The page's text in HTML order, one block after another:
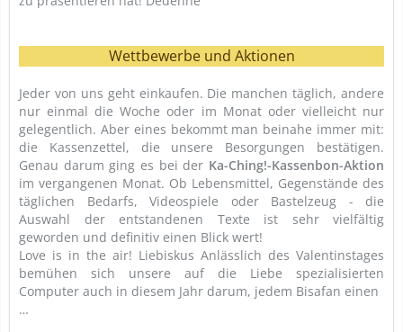
Wettbewerbe und Aktionen
Jeder von uns geht einkaufen. Die manchen täglich, andere
nur einmal die Woche oder im Monat oder vielleicht nur
gelegentlich. Aber eines bekommt man beinahe immer mit:
die Kassenzettel, die unsere Besorgungen bestätigen.
Genau darum ging es bei der Ka-Ching!-Kassenbon-Aktion
im vergangenen Monat. Ob Lebensmittel, Gegenstände des
täglichen Bedarfs, Videospiele oder Bastelzeug - die
Auswahl der entstandenen Texte ist sehr vielfältig
geworden und definitiv einen Blick wert!
Love is in the air! Liebiskus Anlässlich des Valentinstages
bemühen sich unsere auf die Liebe spezialisierten
Computer auch in diesem Jahr darum, jedem Bisafan einen
…